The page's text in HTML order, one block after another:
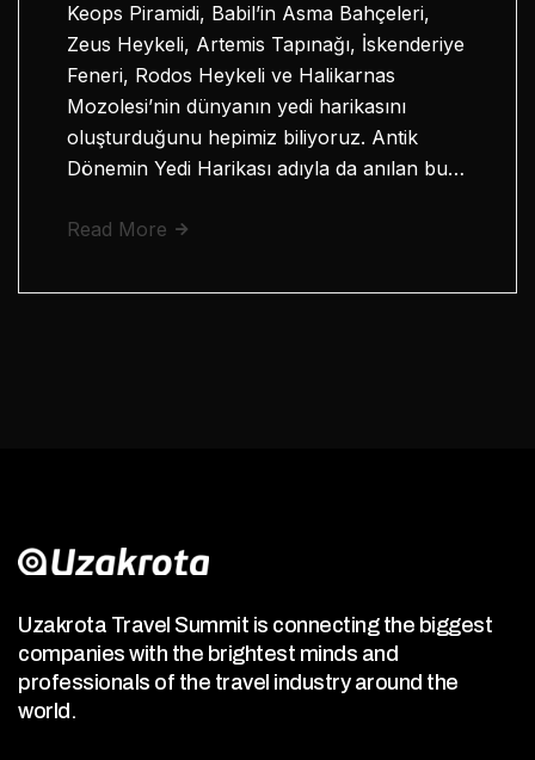
Keops Piramidi, Babil’in Asma Bahçeleri,
Zeus Heykeli, Artemis Tapınağı, İskenderiye
Feneri, Rodos Heykeli ve Halikarnas
Mozolesi’nin dünyanın yedi harikasını
oluşturduğunu hepimiz biliyoruz. Antik
Dönemin Yedi Harikası adıyla da anılan bu…
Read More
Uzakrota Travel Summit is connecting the biggest
companies with the brightest minds and
professionals of the travel industry around the
world.